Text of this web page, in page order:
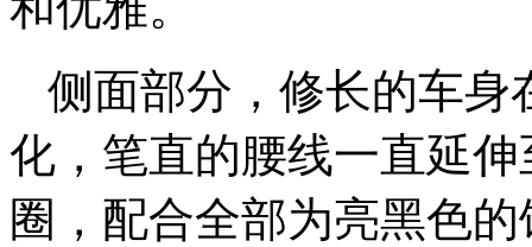
侧面部分，修长的车身
化，笔直的腰线一直延
圈，配合全部为亮黑色